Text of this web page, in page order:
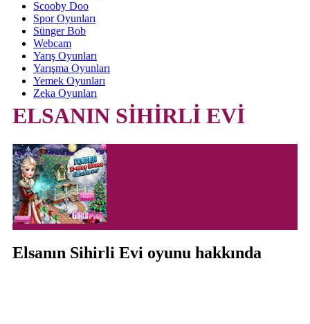
Scooby Doo
Spor Oyunları
Sünger Bob
Webcam
Yarış Oyunları
Yarışma Oyunları
Yemek Oyunları
Zeka Oyunları
ELSANIN SİHİRLİ EVİ
Elsanın Sihirli Evi oyunu hakkında